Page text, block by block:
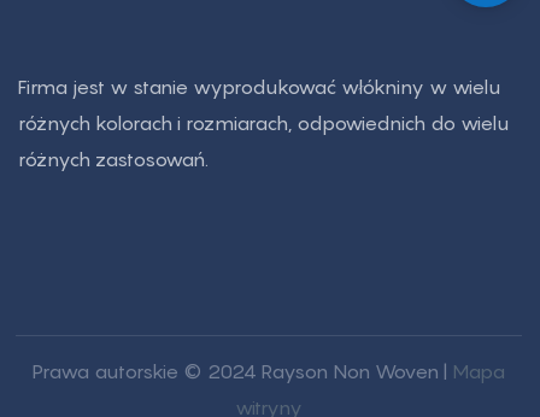
Firma jest w stanie wyprodukować włókniny w wielu
różnych kolorach i rozmiarach, odpowiednich do wielu
różnych zastosowań.
Prawa autorskie © 2024 Rayson Non Woven | Mapa
witryny